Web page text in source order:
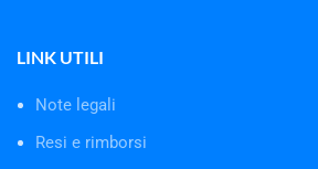
LINK UTILI
Note legali
Resi e rimborsi